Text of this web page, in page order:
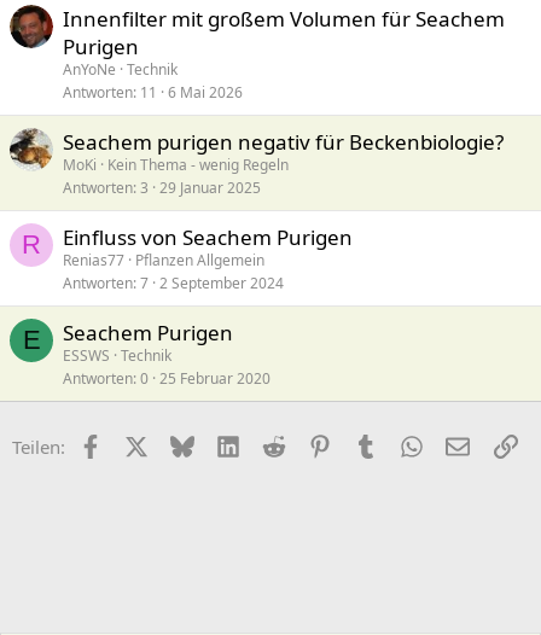
Innenfilter mit großem Volumen für Seachem
Purigen
AnYoNe Technik
Antworten 11 6 Mai 2026
Seachem purigen negativ für Beckenbiologie?
MoKi
Kein Thema - wenig Regeln
Antworten 3 29 Januar 2025
R Einfluss von Seachem Purigen
Renias77 Pflanzen Allgemein
Antworten 7 2 September 2024
E Seachem Purigen
ESSWS Technik
Antworten 0 25 Februar 2020
Teilen: FacebookX (Twitter)
BlueskyLinkedIn
Reddit PinterestTumblr WhatsApp
E-Mail